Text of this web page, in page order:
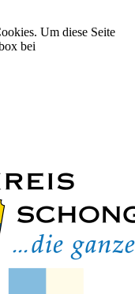
Um diese Seite
bei